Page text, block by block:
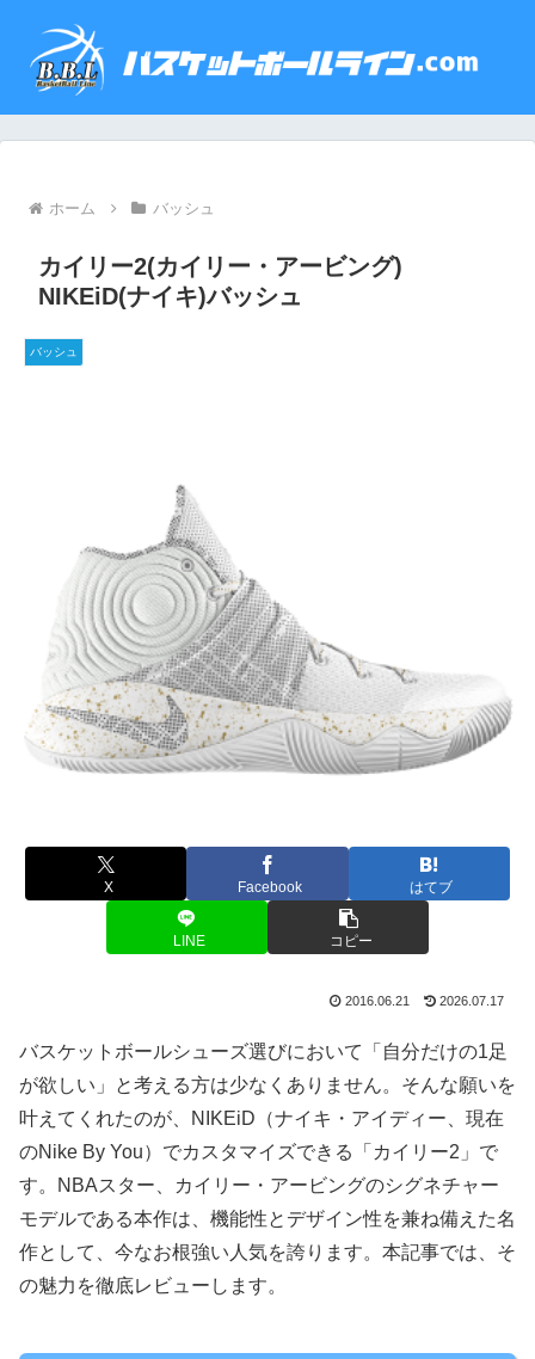
ホーム バッシュ
カイリー2(カイリー・アービング)
NIKEiD(ナイキ)バッシュ
バッシュ
X Facebook はてブ
LINE コピー
2016.06.21 2026.07.17
バスケットボールシューズ選びにおいて「自分だけの1足
が欲しい」と考える方は少なくありません。そんな願いを
叶えてくれたのが、NIKEiD（ナイキ・アイディー、現在
のNike By You）でカスタマイズできる「カイリー2」で
す。NBAスター、カイリー・アービングのシグネチャー
モデルである本作は、機能性とデザイン性を兼ね備えた名
作として、今なお根強い人気を誇ります。本記事では、そ
の魅力を徹底レビューします。